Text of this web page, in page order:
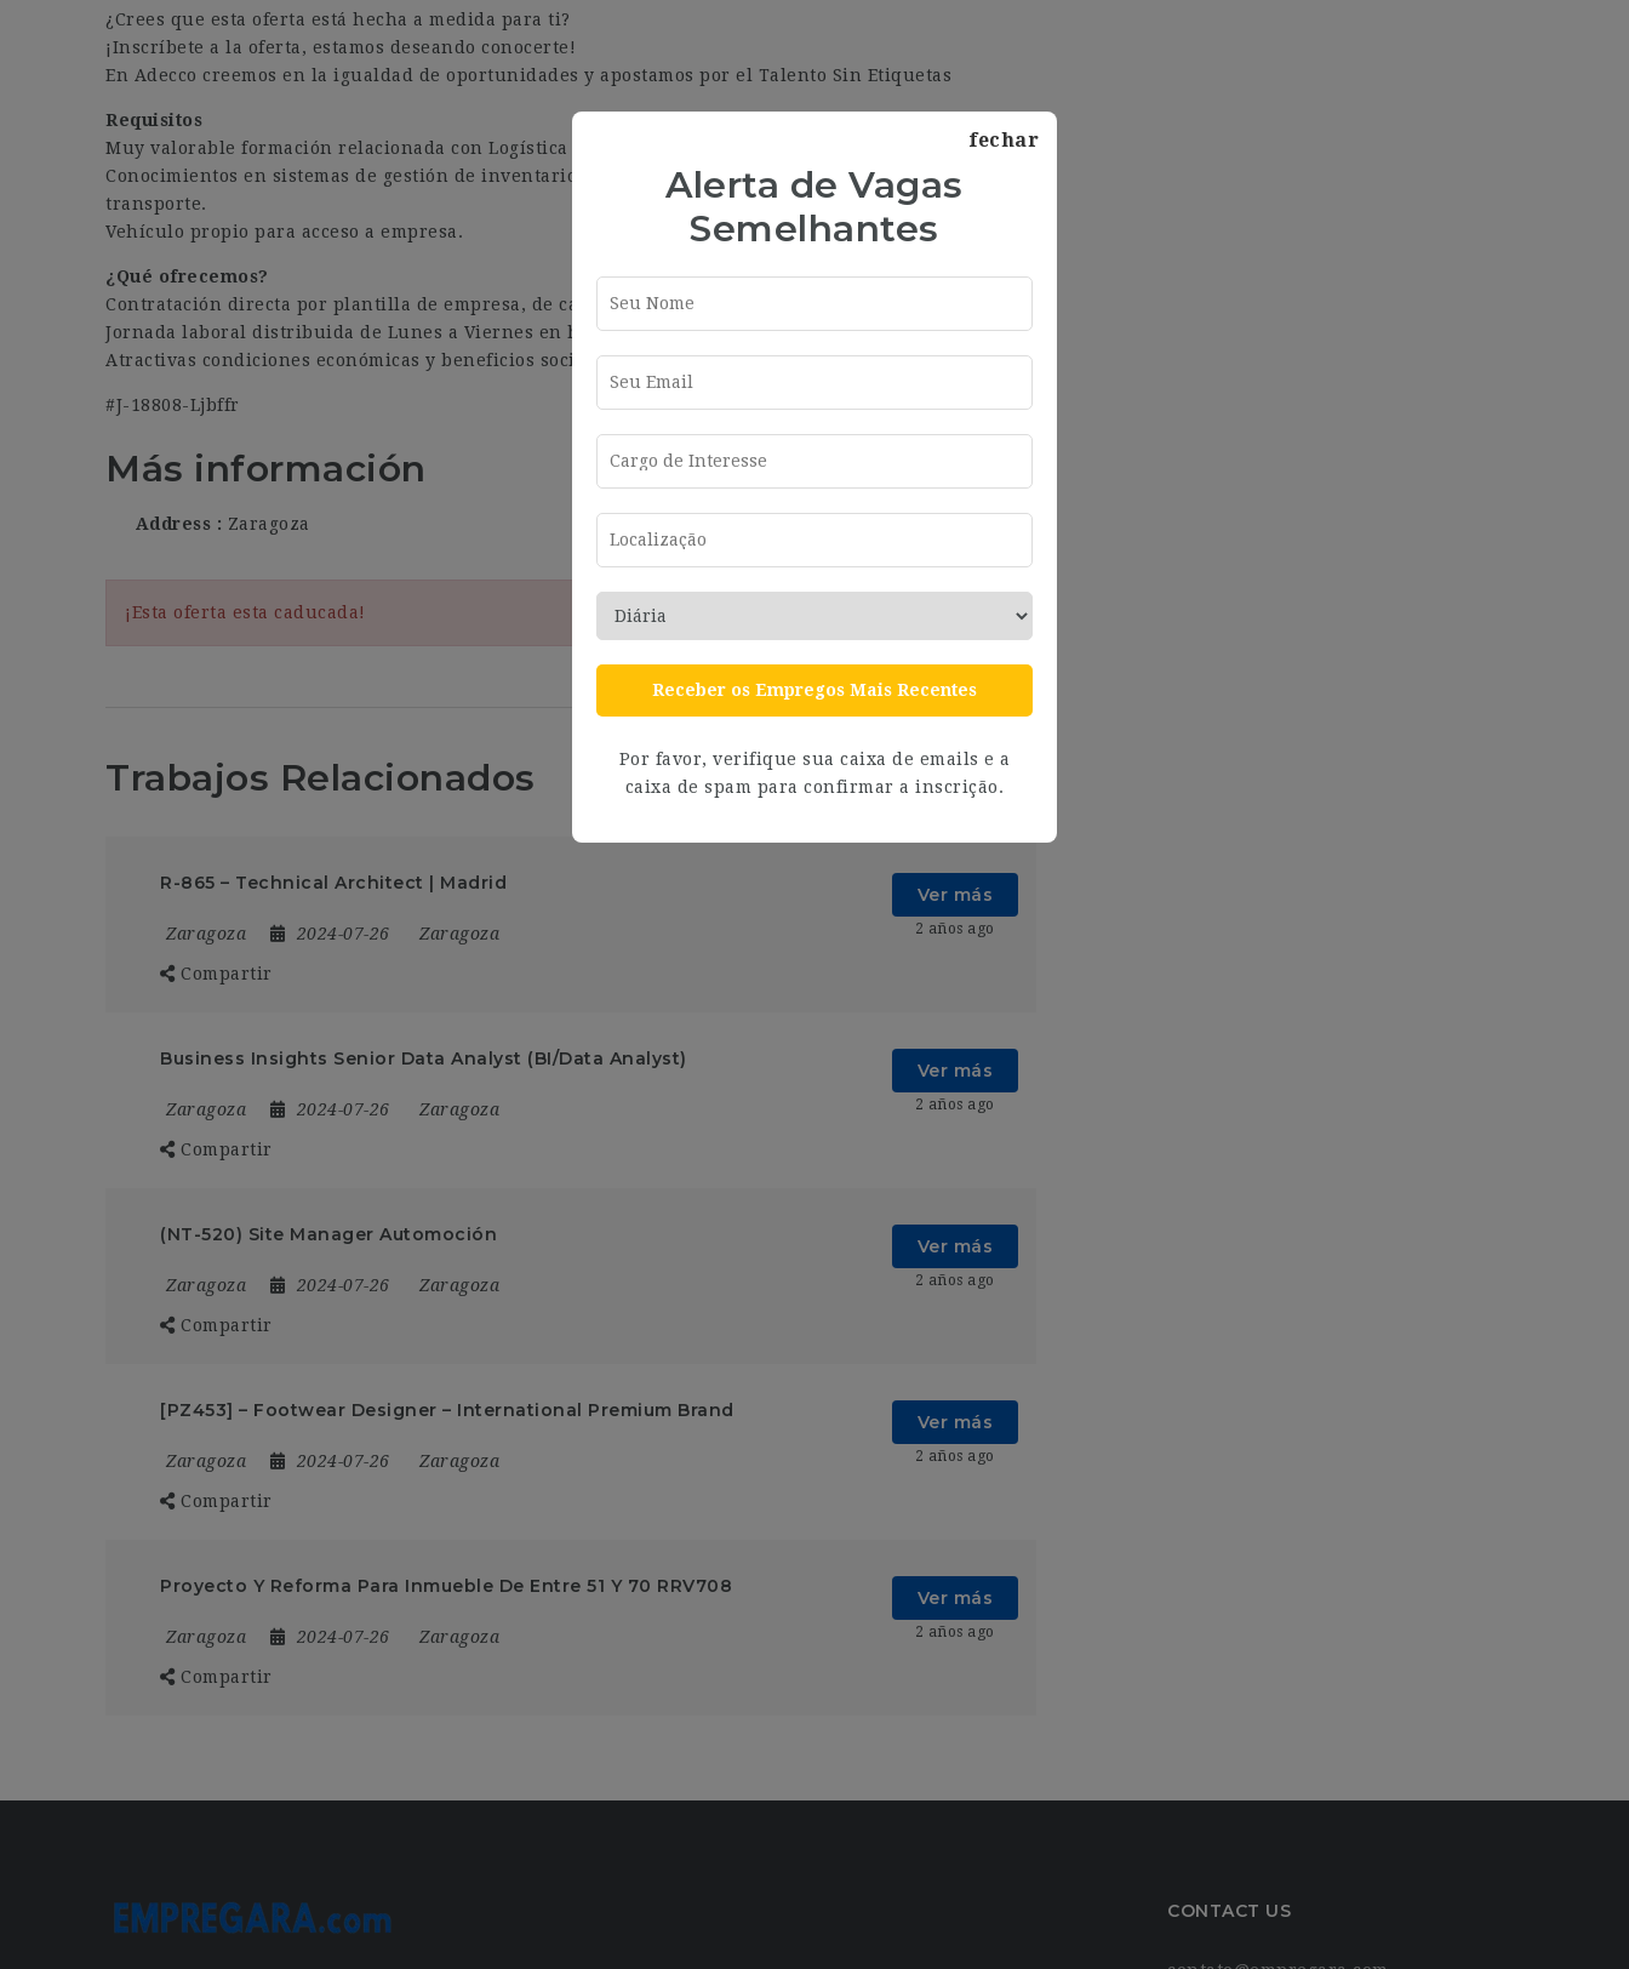
¿Crees que esta oferta está hecha a medida para ti?
¡Inscríbete a la oferta, estamos deseando conocerte!
En Adecco creemos en la igualdad de oportunidades y apostamos por el Talento Sin Etiquetas
Requisitos
Muy valorable formación relacionada con Logística o Administración.
Conocimientos en sistemas de gestión de inventario, planificación logística y normativas de
transporte.
Vehículo propio para acceso a empresa.
¿Qué ofrecemos?
Contratación directa por plantilla de empresa, de carácter indefinido.
Jornada laboral distribuida de Lunes a Viernes en horario central.
Atractivas condiciones económicas y beneficios sociales.
#J-18808-Ljbffr
Más información
Address Zaragoza
¡Esta oferta esta caducada!
Trabajos Relacionados
R-865 – Technical Architect | Madrid
Zaragoza 2024-07-26 Zaragoza
Compartir
Ver más
2 años ago
Business Insights Senior Data Analyst (BI/Data Analyst)
Zaragoza 2024-07-26 Zaragoza
Compartir
Ver más
2 años ago
(NT-520) Site Manager Automoción
Zaragoza 2024-07-26 Zaragoza
Compartir
Ver más
2 años ago
[PZ453] – Footwear Designer – International Premium Brand
Zaragoza 2024-07-26 Zaragoza
Compartir
Ver más
2 años ago
Proyecto Y Reforma Para Inmueble De Entre 51 Y 70 RRV708
Zaragoza 2024-07-26 Zaragoza
Compartir
Ver más
2 años ago
CONTACT US
fechar
Alerta de Vagas
Semelhantes
Receber os Empregos Mais Recentes
Por favor, verifique sua caixa de emails e a
caixa de spam para confirmar a inscrição.